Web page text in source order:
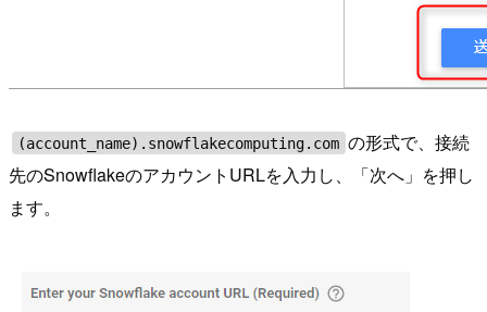
(account_name).snowflakecomputing.com の形式で、接続
先のSnowflakeのアカウントURLを入力し、「次へ」を押し
ます。